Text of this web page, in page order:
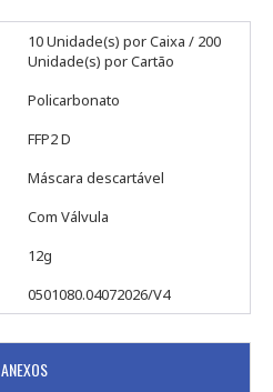
10 Unidade(s) por Caixa / 200
Unidade(s) por Cartão
Policarbonato
FFP2 D
Máscara descartável
Com Válvula
12g
0501080.04072026/V4
ANEXOS